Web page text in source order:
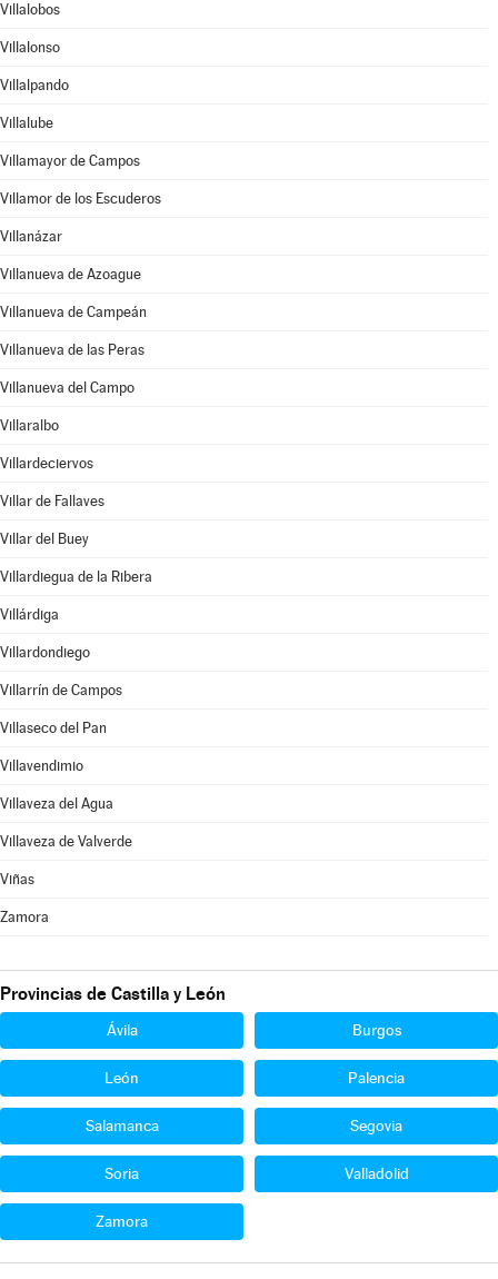
Villalobos
Villalonso
Villalpando
Villalube
Villamayor de Campos
Villamor de los Escuderos
Villanázar
Villanueva de Azoague
Villanueva de Campeán
Villanueva de las Peras
Villanueva del Campo
Villaralbo
Villardeciervos
Villar de Fallaves
Villar del Buey
Villardiegua de la Ribera
Villárdiga
Villardondiego
Villarrín de Campos
Villaseco del Pan
Villavendimio
Villaveza del Agua
Villaveza de Valverde
Viñas
Zamora
Provincias de Castilla y León
Ávila Burgos
León Palencia
Salamanca Segovia
Soria Valladolid
Zamora